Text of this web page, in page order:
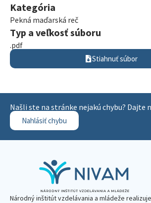
Kategória
Pekná maďarská reč
Typ a veľkosť súboru
.pdf
Stiahnuť súbor
Našli ste na stránke nejakú chybu? Dajte
Nahlásiť chybu
Národný inštitút vzdelávania a mládeže